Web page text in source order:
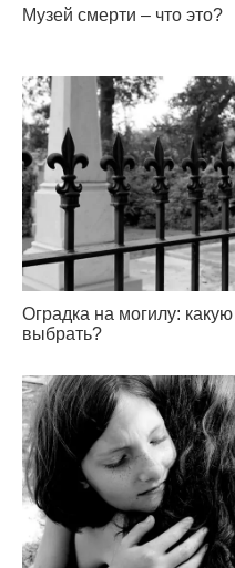
Музей смерти – что это?
Оградка на могилу: какую
выбрать?